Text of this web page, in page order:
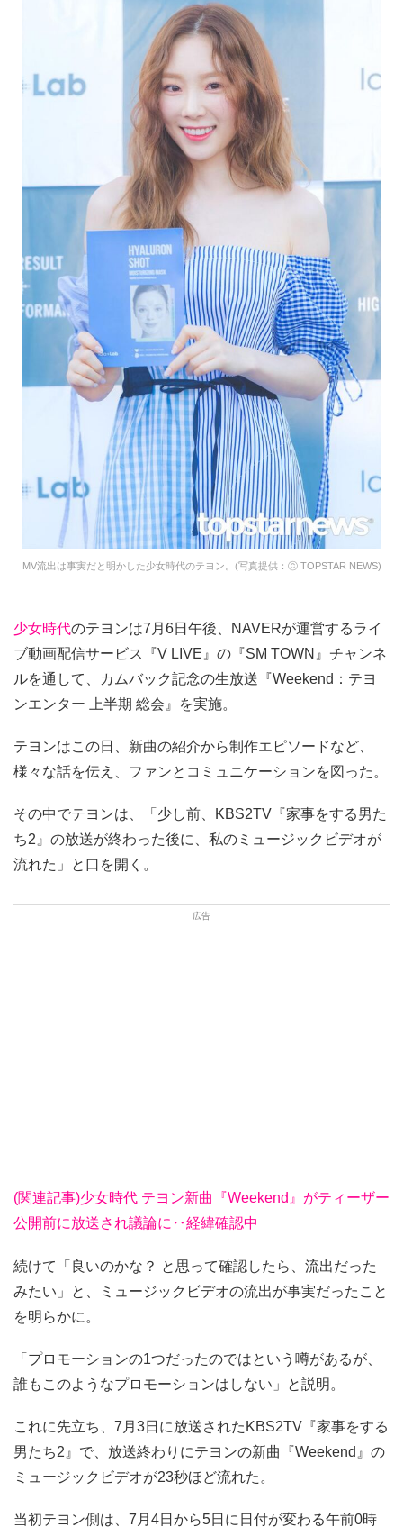
MV流出は事実だと明かした少女時代のテヨン。(写真提供：ⓒ TOPSTAR NEWS)
少女時代のテヨンは7月6日午後、NAVERが運営するライ
ブ動画配信サービス『V LIVE』の『SM TOWN』チャンネ
ルを通して、カムバック記念の生放送『Weekend：テヨ
ンエンター 上半期 総会』を実施。
テヨンはこの日、新曲の紹介から制作エピソードなど、
様々な話を伝え、ファンとコミュニケーションを図った。
その中でテヨンは、「少し前、KBS2TV『家事をする男た
ち2』の放送が終わった後に、私のミュージックビデオが
流れた」と口を開く。
(関連記事)少女時代 テヨン新曲『Weekend』がティーザー
公開前に放送され議論に‥経緯確認中
続けて「良いのかな？ と思って確認したら、流出だった
みたい」と、ミュージックビデオの流出が事実だったこと
を明らかに。
「プロモーションの1つだったのではという噂があるが、
誰もこのようなプロモーションはしない」と説明。
これに先立ち、7月3日に放送されたKBS2TV『家事をする
男たち2』で、放送終わりにテヨンの新曲『Weekend』の
ミュージックビデオが23秒ほど流れた。
当初テヨン側は、7月4日から5日に日付が変わる午前0時